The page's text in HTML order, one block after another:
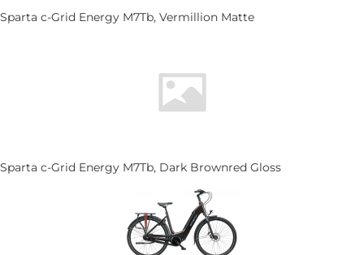
Sparta c-Grid Energy M7Tb, Vermillion Matte
Sparta c-Grid Energy M7Tb, Dark Brownred Gloss